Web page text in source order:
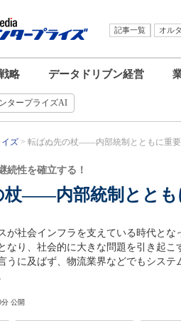
記事一覧 オル
略 データドリブン経営
タープライズAI
イズ 転ばぬ先の杖――内部統制とともに重要
杖――内部統制ととも
続性を確立する！
が社会インフラを支えている時代と
なり、社会的に大きな問題を引き起こ
うに及ばず、物流業界などでもシス
分 公開